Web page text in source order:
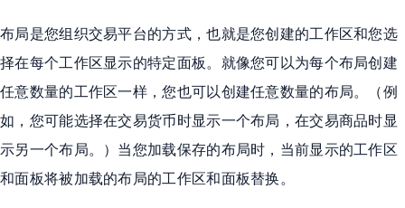
布局是您组织交易平台的方式，也就是您创建的工作区和您选
择在每个工作区显示的特定面板。就像您可以为每个布局创建
任意数量的工作区一样，您也可以创建任意数量的布局。（例
如，您可能选择在交易货币时显示一个布局，在交易商品时显
示另一个布局。）当您加载保存的布局时，当前显示的工作区
和面板将被加载的布局的工作区和面板替换。